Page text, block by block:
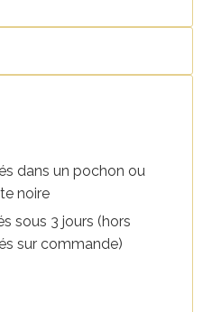
dans un pochon ou
noire
sous 3 jours (hors
sur commande)